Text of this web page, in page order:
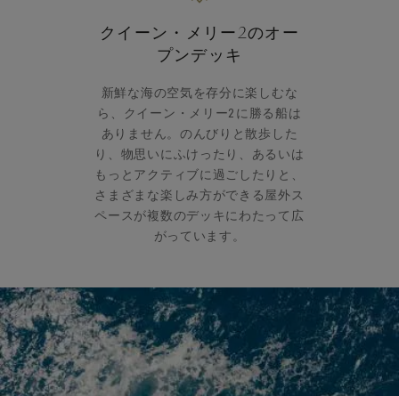
クイーン・メリー2のオー
プンデッキ
新鮮な海の空気を存分に楽しむな
ら、クイーン・メリー2に勝る船は
ありません。のんびりと散歩した
り、物思いにふけったり、あるいは
もっとアクティブに過ごしたりと、
さまざまな楽しみ方ができる屋外ス
ペースが複数のデッキにわたって広
がっています。